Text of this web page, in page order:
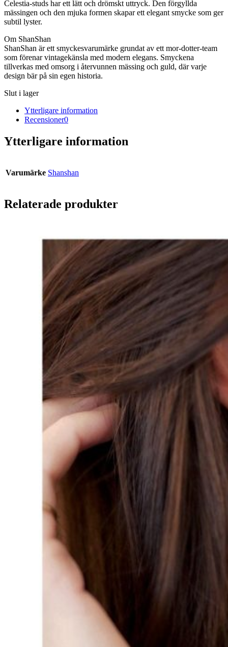
Celestia-studs har ett lätt och drömskt uttryck. Den förgyllda
mässingen och den mjuka formen skapar ett elegant smycke som ger
subtil lyster.
Om ShanShan
ShanShan är ett smyckesvarumärke grundat av ett mor-dotter-team
som förenar vintagekänsla med modern elegans. Smyckena
tillverkas med omsorg i återvunnen mässing och guld, där varje
design bär på sin egen historia.
Slut i lager
Ytterligare information
Recensioner0
Ytterligare information
Varumärke Shanshan
Relaterade produkter